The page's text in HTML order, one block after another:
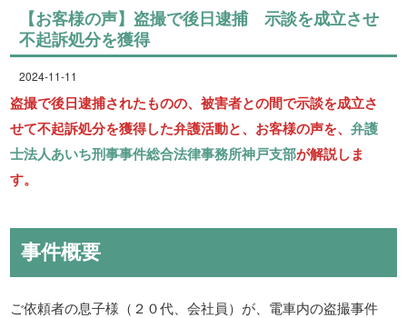
【お客様の声】盗撮で後日逮捕 示談を成立させ
不起訴処分を獲得
2024-11-11
盗撮で後日逮捕されたものの、被害者との間で示談を成立さ
せて不起訴処分を獲得した弁護活動と、お客様の声を、弁護
士法人あいち刑事事件総合法律事務所神戸支部が解説しま
す。
事件概要
ご依頼者の息子様（２０代、会社員）が、電車内の盗撮事件